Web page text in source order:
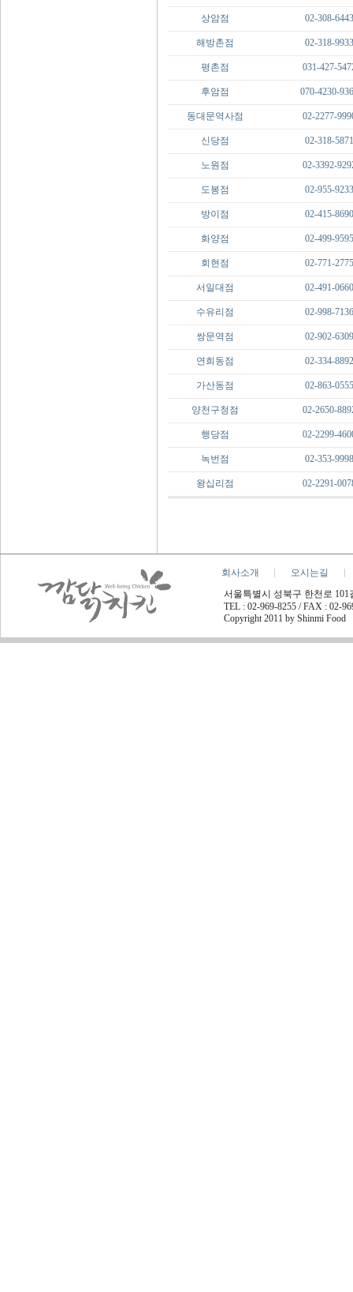
상암점 02-308-6443
해방촌점 02-318-9933
평촌점 031-427-
후암점 070-4230-
동대문역사점 02-2277-
신당점 02-318-5871
노원점 02-3392-
도봉점 02-955-9233
방이점 02-415-8690
화양점 02-499-9595
회현점 02-771-2775
서일대점 02-491-0660
수유리점 02-998-7136
쌍문역점 02-902-6309
연희동점 02-334-8892
가산동점 02-863-0555
양천구청점 02-2650-
행당점 02-2299-
녹번점 02-353-9998
왕십리점 02-2291-
회사소개
오시는길
서울특별시 성북구 한천로 101
TEL : 02-969-8255 / FAX : 02-
Copyright 2011 by Shinmi Food